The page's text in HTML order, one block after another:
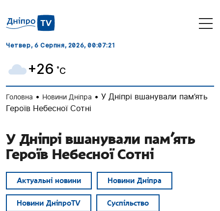
Четвер, 6 Серпня, 2026, 00:07:22
+26 ˚C
Головна • Новини Дніпра • У Дніпрі вшанували пам’ять
Героїв Небесної Сотні
У Дніпрі вшанували пам’ять
Героїв Небесної Сотні
Актуальні новини Новини Дніпра
Новини ДніпроTV Суспільство